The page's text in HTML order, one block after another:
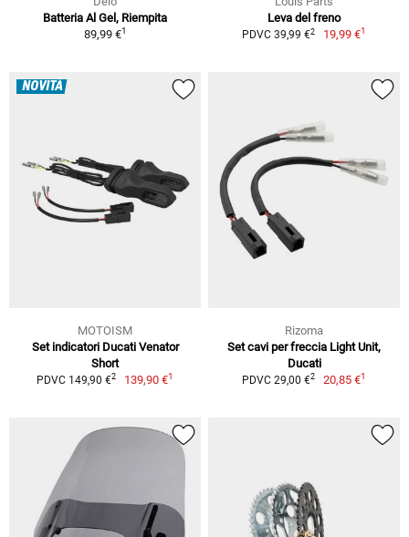
Batteria Al Gel, Riempita
89,99 €1
Leva del freno
PDVC 39,99 €2 19,99 €1
NOVITÀ
MOTOISM
Set indicatori Ducati Venator
Short
PDVC 149,90 €2 139,90 €1
Rizoma
Set cavi per freccia Light Unit,
Ducati
PDVC 29,00 €2 20,85 €1